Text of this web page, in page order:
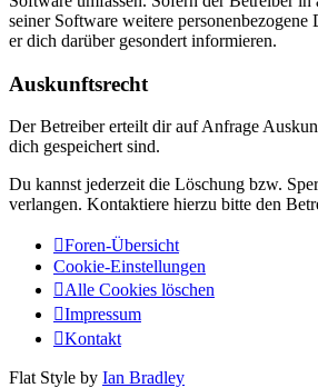
seiner Software weitere personenbezogene
er dich darüber gesondert informieren.
Auskunftsrecht
Der Betreiber erteilt dir auf Anfrage
dich gespeichert sind.
Du kannst jederzeit die Löschung bzw.
verlangen. Kontaktiere hierzu bitte den
Foren-Übersicht
Cookie-Einstellungen
Alle Cookies löschen
Impressum
Kontakt
Flat Style by Ian Bradley